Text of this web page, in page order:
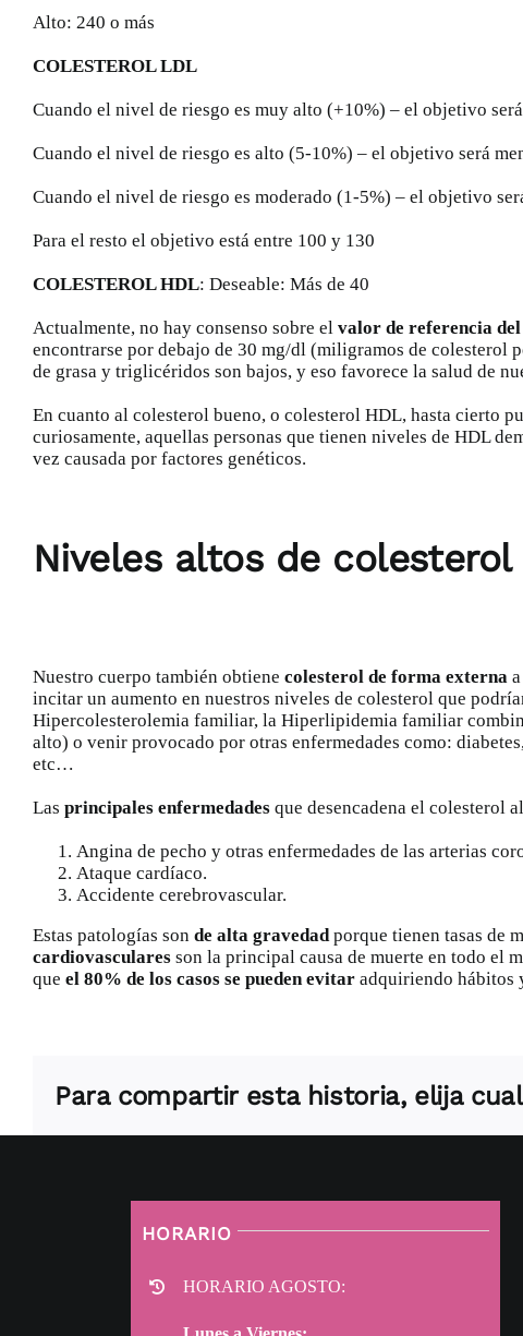
Alto: 240 o más
COLESTEROL LDL
Cuando el nivel de riesgo es muy alto (+10%) – el objetivo
Cuando el nivel de riesgo es alto (5-10%) – el objetivo será
Cuando el nivel de riesgo es moderado (1-5%) – el objetivo
Para el resto el objetivo está entre 100 y 130
COLESTEROL HDL: Deseable: Más de 40
Actualmente, no hay consenso sobre el valor de referencia
encontrarse por debajo de 30 mg/dl (miligramos de colesterol
de grasa y triglicéridos son bajos, y eso favorece la salud de
En cuanto al colesterol bueno, o colesterol HDL, hasta cierto
curiosamente, aquellas personas que tienen niveles de HDL
vez causada por factores genéticos.
Niveles altos de
Nuestro cuerpo también obtiene colesterol de forma externa
incitar un aumento en nuestros niveles de colesterol que
Hipercolesterolemia familiar, la Hiperlipidemia familiar
alto) o venir provocado por otras enfermedades como:
etc…
Las principales enfermedades que desencadena el colesterol
Angina de pecho y otras enfermedades de las arterias
Ataque cardíaco.
Accidente cerebrovascular.
Estas patologías son de alta gravedadporque tienen tasas de
cardiovasculares son la principal causa de muerte en todo el
que el 80% de los casos se pueden evitar adquiriendo hábitos
Para compartir esta historia, elija
HORARIO
HORARIO AGOSTO: